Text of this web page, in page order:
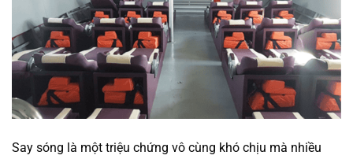
Say sóng là một triệu chứng vô cùng khó chịu mà nhiều